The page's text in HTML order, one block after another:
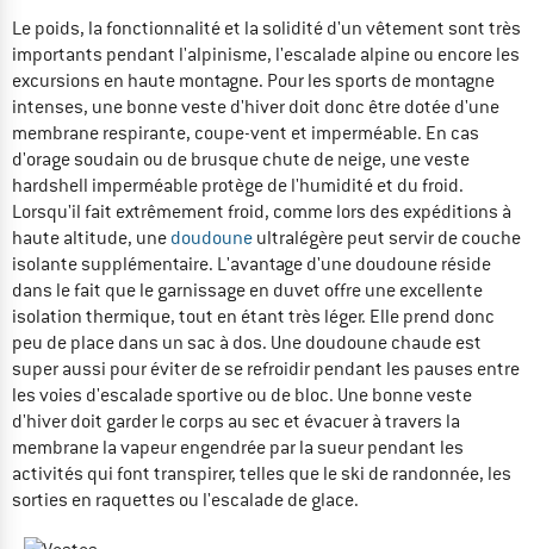
Le poids, la fonctionnalité et la solidité d'un vêtement sont très
importants pendant l'alpinisme, l'escalade alpine ou encore les
excursions en haute montagne. Pour les sports de montagne
intenses, une bonne veste d'hiver doit donc être dotée d'une
membrane respirante, coupe-vent et imperméable. En cas
d'orage soudain ou de brusque chute de neige, une veste
hardshell imperméable protège de l'humidité et du froid.
Lorsqu'il fait extrêmement froid, comme lors des expéditions à
haute altitude, une doudoune ultralégère peut servir de couche
isolante supplémentaire. L'avantage d'une doudoune réside
dans le fait que le garnissage en duvet offre une excellente
isolation thermique, tout en étant très léger. Elle prend donc
peu de place dans un sac à dos. Une doudoune chaude est
super aussi pour éviter de se refroidir pendant les pauses entre
les voies d'escalade sportive ou de bloc. Une bonne veste
d'hiver doit garder le corps au sec et évacuer à travers la
membrane la vapeur engendrée par la sueur pendant les
activités qui font transpirer, telles que le ski de randonnée, les
sorties en raquettes ou l'escalade de glace.